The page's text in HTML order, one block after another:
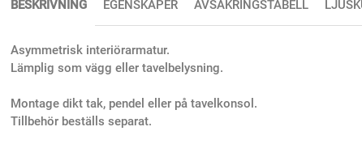
BESKRIVNING
Asymmetrisk interiörarmatur.
Lämplig som vägg eller tavelbelysning.
Montage dikt tak, pendel eller på tavelkonsol.
Tillbehör beställs separat.
EGENSKAPER AVSÄKRINGSTABELL